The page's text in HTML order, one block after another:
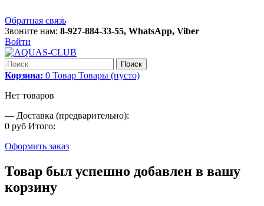
Обратная связь
Звоните нам: 8-927-884-33-55, WhatsApp, Viber
Войти
Поиск
Корзина: 0 Товар Товары (пусто)
Нет товаров
— Доставка (предварительно):
0 руб Итого:
Оформить заказ
Товар был успешно добавлен в вашу
корзину